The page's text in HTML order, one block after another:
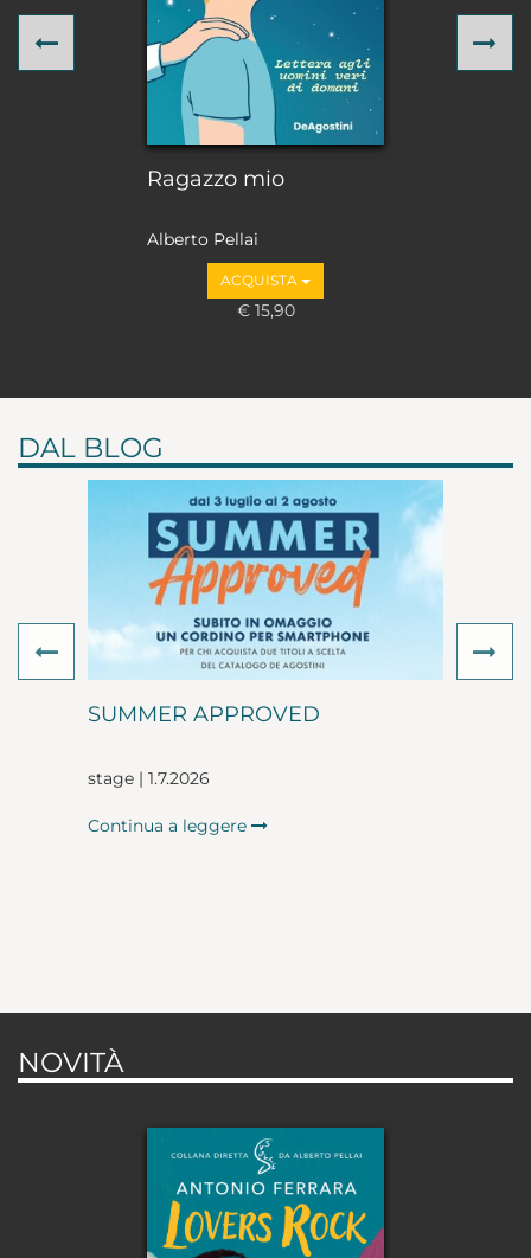
Ragazzo mio
Alberto Pellai
ACQUISTA
€ 15,90
Previous
DAL BLOG
SUMMER APPROVED
stage | 1.7.2026
Continua a leggere
Previous
NOVITÀ